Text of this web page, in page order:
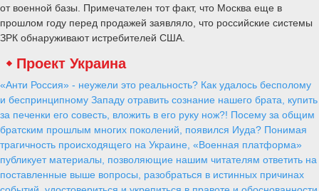
от военной базы. Примечателен тот факт, что Москва еще в
прошлом году перед продажей заявляло, что российские системы
ЗРК обнаруживают истребителей США.
Проект Украина
«Анти Россия» - неужели это реальность? Как удалось бесполому
и беспринципному Западу отравить сознание нашего брата, купить
за печенки его совесть, вложить в его руку нож?! Посему за общим
братским прошлым многих поколений, появился Иуда? Понимая
трагичность происходящего на Украине, «Военная платформа»
публикует материалы, позволяющие нашим читателям ответить на
поставленные выше вопросы, разобраться в истинных причинах